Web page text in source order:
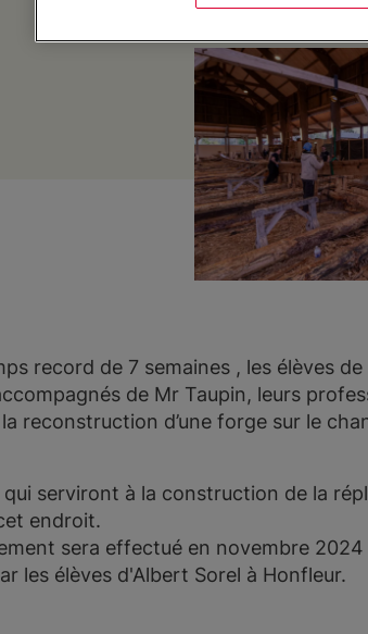
record de 7 semaines , les élèves
de Mr Taupin, leurs
reconstruction d’une forge sur le
qui serviront à la construction de la
endroit.
sera effectué en novembre
les élèves d'Albert Sorel à Honfleur.